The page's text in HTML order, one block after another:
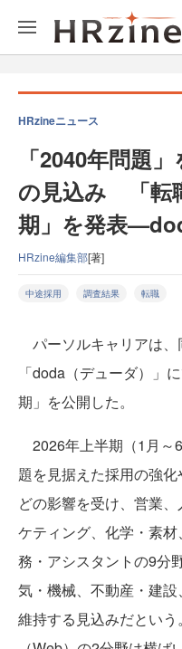
HRzineニュース
「2040年問題
の見込み 「転
期」を発表
HRzine編集部[著]
中途採用 調査結果 転職
パーソルキャリアは、
「doda（デューダ）」
期」を公開した。
2026年上半期（1月～
題を見据えた採用の強
どの影響を受け、営業
ケティング、化学・素
務・アシスタントの9分
気・機械、不動産・建
維持する見込みだとい